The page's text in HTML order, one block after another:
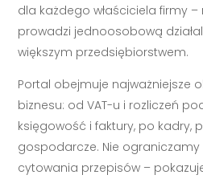
dla każdego właściciela firmy
prowadzi jednoosobową
większym przedsiębiorstwem.
Portal obejmuje najważniejsze
biznesu: od VAT-u i rozliczeń
księgowość i faktury, po kadry,
gospodarcze. Nie
cytowania przepisów –